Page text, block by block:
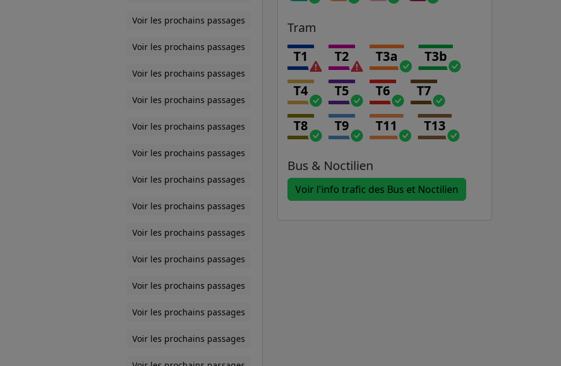
Voir les prochains passages
Voir les prochains passages
Voir les prochains passages
Voir les prochains passages
Voir les prochains passages
Voir les prochains passages
Voir les prochains passages
Voir les prochains passages
Voir les prochains passages
Voir les prochains passages
Voir les prochains passages
Voir les prochains passages
Voir les prochains passages
Tram
T1 T2 T3a T3b
T4 T5 T6 T7
T8 T9 T11 T13
Bus & Noctilien
Voir l'info trafic des Bus et Noctilien